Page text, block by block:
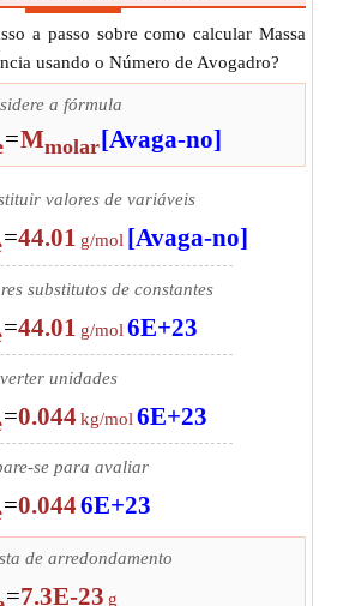
a passo sobre como calcular Massa
usando o Número de Avogadro?
a fórmula
=Mmolar[Avaga-no]
valores de variáveis
=44.01 g/mol [Avaga-no]
substitutos de constantes
=44.01 g/mol 6E+23
unidades
=0.044kg/mol 6E+23
se para avaliar
=0.0446E+23
=7.3080324346321E-26
de arredondamento
=7.3E-23 g